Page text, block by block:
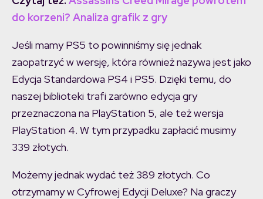
do korzeni? Analiza grafik z gry
Jeśli mamy PS5 to powinniśmy się jednak
zaopatrzyć w wersję, która również nazywa jest jako
Edycja Standardowa PS4 i PS5. Dzięki temu, do
naszej biblioteki trafi zarówno edycja gry
przeznaczona na PlayStation 5, ale też wersja
PlayStation 4. W tym przypadku zapłacić musimy
339 złotych.
Możemy jednak wydać też 389 złotych. Co
otrzymamy w Cyfrowej Edycji Deluxe? Na graczy